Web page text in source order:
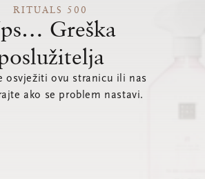
RITUALS 500
Greška
osvježiti ovu stranicu ili nas
ako se problem nastavi.